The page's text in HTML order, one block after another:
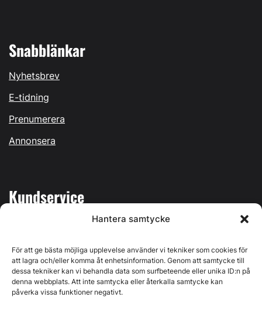
Hantera samtycke
För att ge bästa möjliga upplevelse använder vi tekniker som cookies för
att lagra och/eller komma åt enhetsinformation. Genom att samtycke till
dessa tekniker kan vi behandla data som surfbeteende eller unika ID:n på
denna webbplats. Att inte samtycka eller återkalla samtycke kan
påverka vissa funktioner negativt.
Snabblänkar
Nyhetsbrev
E-tidning
Prenumerera
Annonsera
Kundservice
Kontakta oss